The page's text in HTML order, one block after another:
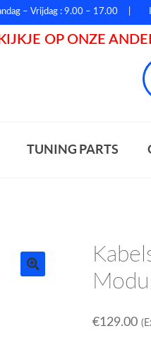
– Vrijdag : 9.00 – 17.00
OP ONZE
TUNING PARTS
€129.00